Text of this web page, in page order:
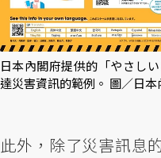
日本內閣府提供的「やさし
達災害資訊的範例。 圖／日
此外，除了災害訊息